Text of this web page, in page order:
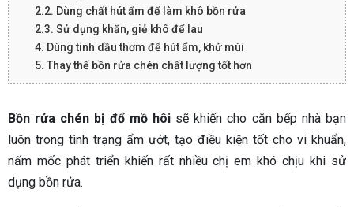
2.2. Dùng chất hút ẩm để làm khô bồn rửa
2.3. Sử dụng khăn, giẻ khô để lau
4. Dùng tinh dầu thơm để hút ẩm, khử mùi
5. Thay thế bồn rửa chén chất lượng tốt hơn
Bồn rửa chén bị đổ mồ hôisẽ khiến cho căn bếp nhà bạn
luôn trong tình trạng ẩm ướt, tạo điều kiện tốt cho vi khuẩn,
nấm mốc phát triển khiến rất nhiều chị em khó chịu khi sử
dụng bồn rửa.